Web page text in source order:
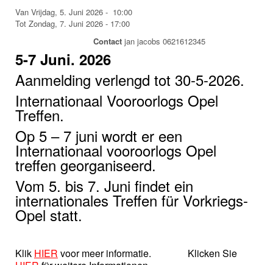
Van Vrijdag, 5. Juni 2026 - 10:00
Tot Zondag, 7. Juni 2026 - 17:00
Contact jan jacobs 0621612345
5-7 Juni. 2026
Aanmelding verlengd tot 30-5-2026.
Internationaal Vooroorlogs Opel
Treffen.
Op 5 – 7 juni wordt er een
Internationaal vooroorlogs Opel
treffen georganiseerd.
Vom 5. bis 7. Juni findet ein
internationales Treffen für Vorkriegs-
Opel statt.
Klik HIER voor meer informatie. Klicken Sie